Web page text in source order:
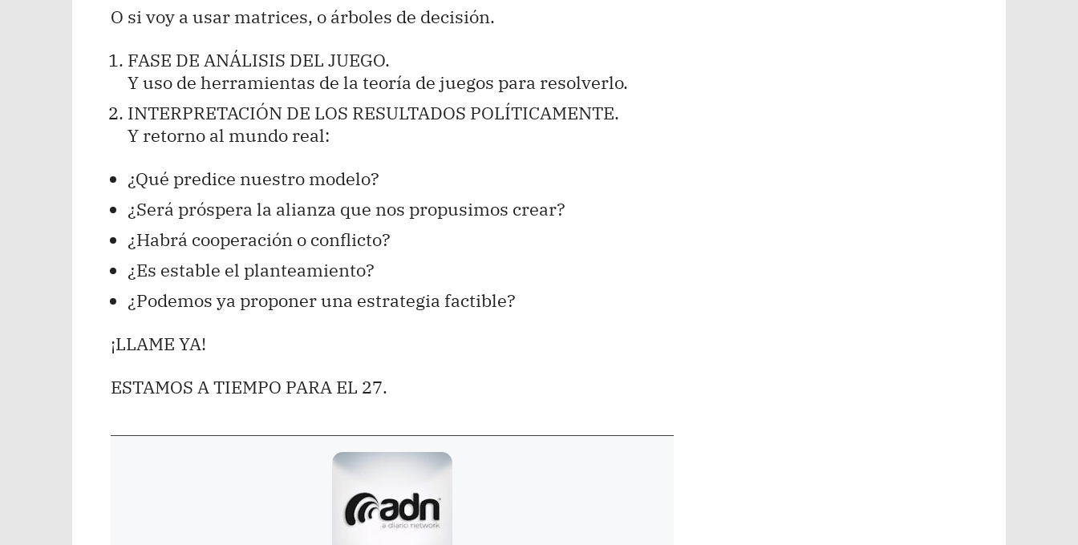
O si voy a usar matrices, o árboles de decisión.
FASE DE ANÁLISIS DEL JUEGO.
Y uso de herramientas de la teoría de juegos para resolverlo.
INTERPRETACIÓN DE LOS RESULTADOS POLÍTICAMENTE.
Y retorno al mundo real:
¿Qué predice nuestro modelo?
¿Será próspera la alianza que nos propusimos crear?
¿Habrá cooperación o conflicto?
¿Es estable el planteamiento?
¿Podemos ya proponer una estrategia factible?
¡LLAME YA!
ESTAMOS A TIEMPO PARA EL 27.